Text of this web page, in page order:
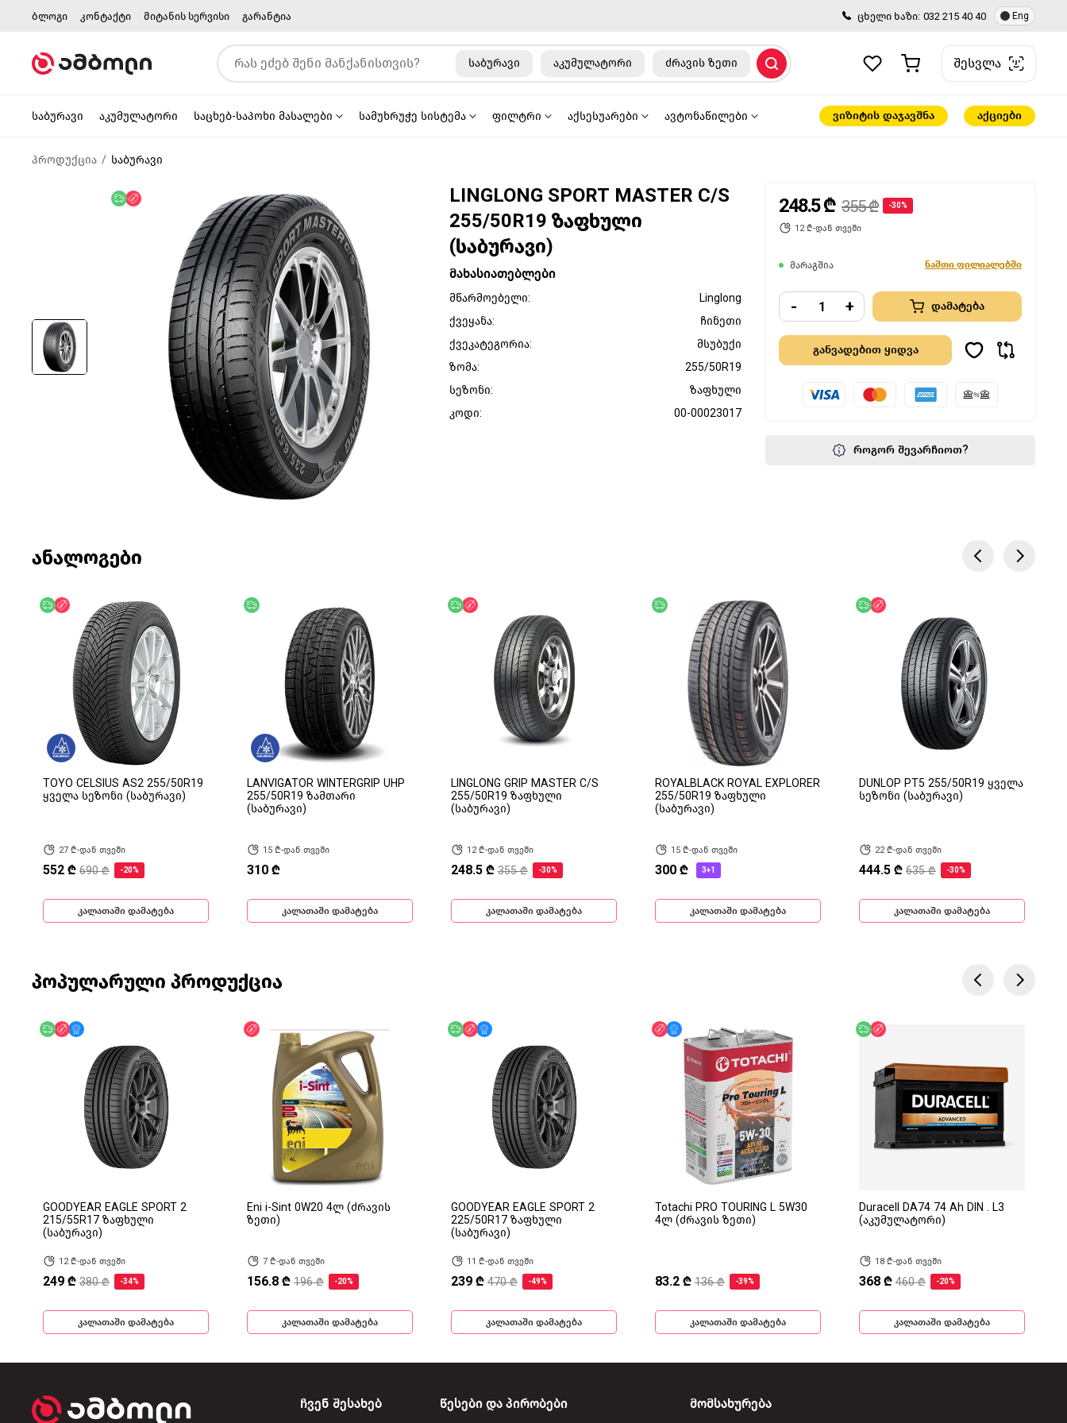
ბლოგი კონტაქტი მიტანის სერვისი გარანტია ცხელი ხაზი: 032 215 40 40 Eng
საბურავი აკუმულატორი ძრავის ზეთი შესვლა
საბურავი აკუმულატორი საცხებ-საპოხი მასალები სამუხრუჭე სისტემა ფილტრი აქსესუარები ავტონაწილები ვიზიტის დაჯავშნა აქციები
პროდუქცია საბურავი
უფასო მიწოდება 248.5 ₾ 355 ₾ -30%
12 ₾-დან თვეში
მარაგშია ნაშთი ფილიალებში
- + დამატება
როგორ შევარჩიოთ?
LINGLONG SPORT MASTER C/S
255/50R19 ზაფხული
(საბურავი)
მახასიათებლები
მწარმოებელი:
Linglong
ქვეყანა:
ჩინეთი
ქვეკატეგორია:
მსუბუქი
ზომა:
255/50R19
სეზონი:
ზაფხული
კოდი:
00-00023017
ანალოგები
უფასო მიწოდება
ფასდაკლება
TOYO CELSIUS AS2 255/50R19
ყველა სეზონი (საბურავი)
27 ₾-დან თვეში
552 ₾ 690 ₾ -20%
კალათაში დამატება
LANVIGATOR WINTERGRIP UHP
255/50R19 ზამთარი
(საბურავი)
15 ₾-დან თვეში
310 ₾
კალათაში დამატება
უფასო მიწოდება
LINGLONG GRIP MASTER C/S
255/50R19 ზაფხული
(საბურავი)
12 ₾-დან თვეში
248.5 ₾ 355 ₾ -30%
კალათაში დამატება
უფასო მიწოდება
ROYALBLACK ROYAL EXPLORER
255/50R19 ზაფხული
(საბურავი)
15 ₾-დან თვეში
300 ₾ 3+1
კალათაში დამატება
უფასო მიწოდება
DUNLOP PT5 255/50R19 ყველა
სეზონი (საბურავი)
22 ₾-დან თვეში
444.5 ₾ 635 ₾ -30%
კალათაში დამატება
პოპულარული პროდუქცია
უფასო მიწოდება
ფასდაკლება
GOODYEAR EAGLE SPORT 2
215/55R17 ზაფხული
(საბურავი)
12 ₾-დან თვეში
249 ₾ 380 ₾ -34%
კალათაში დამატება
ფასდაკლება
Eni i-Sint 0W20 4ლ (ძრავის
ზეთი)
7 ₾-დან თვეში
156.8 ₾ 196 ₾ -20%
კალათაში დამატება
უფასო მიწოდება
ფასდაკლება
GOODYEAR EAGLE SPORT 2
225/50R17 ზაფხული
(საბურავი)
11 ₾-დან თვეში
239 ₾ 470 ₾ -49%
კალათაში დამატება
ფასდაკლება
მხოლოდ ონლაინ
Totachi PRO TOURING L 5W30
4ლ (ძრავის ზეთი)
83.2 ₾ 136 ₾ -39%
კალათაში დამატება
უფასო მიწოდება
Duracell DA74 74 Ah DIN . L3
(აკუმულატორი)
18 ₾-დან თვეში
368 ₾ 460 ₾ -20%
კალათაში დამატება
ჩვენ შესახებ წესები და პირობები მომსახურება